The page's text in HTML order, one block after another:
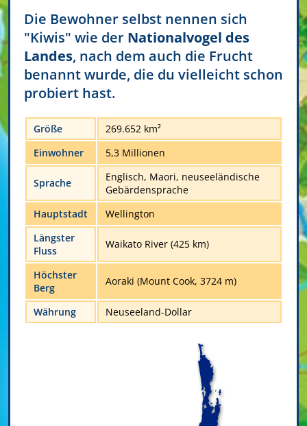
Die Bewohner selbst nennen sich
"Kiwis" wie der Nationalvogel des
Landes, nach dem auch die Frucht
benannt wurde, die du vielleicht schon
probiert hast.
Größe
269.652 km²
Einwohner
5,3 Millionen
Sprache
Englisch, Maori, neuseeländische
Gebärdensprache
Hauptstadt
Wellington
Längster
Fluss
Waikato River (425 km)
Höchster
Berg
Aoraki (Mount Cook, 3724 m)
Währung Neuseeland-Dollar